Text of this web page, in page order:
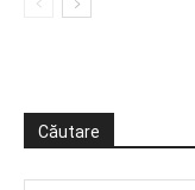
Căutare